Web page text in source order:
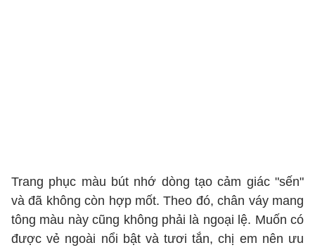
Trang phục màu bút nhớ dòng tạo cảm giác "sến"
và đã không còn hợp mốt. Theo đó, chân váy mang
tông màu này cũng không phải là ngoại lệ. Muốn có
được vẻ ngoài nổi bật và tươi tắn, chị em nên ưu